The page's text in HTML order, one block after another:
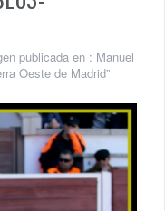
publicada en : Manuel
Oeste de Madrid”